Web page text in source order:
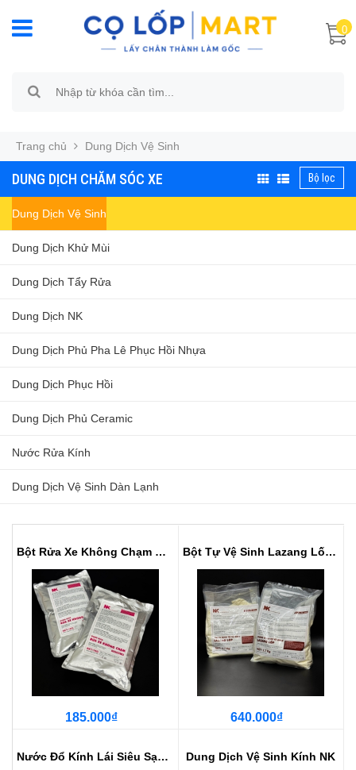
0
Trang chủ Dung Dịch Vệ Sinh
DUNG DỊCH CHĂM SÓC XE Bộ lọc
Dung Dịch Vệ Sinh
Dung Dịch Khử Mùi
Dung Dịch Tẩy Rửa
Dung Dịch NK
Dung Dịch Phủ Pha Lê Phục Hồi Nhựa
Dung Dịch Phục Hồi
Dung Dịch Phủ Ceramic
Nước Rửa Kính
Dung Dịch Vệ Sinh Dàn Lạnh
Bột Rửa Xe Không Chạm Bước 1 NK ...
185.000₫
Bột Tự Vệ Sinh Lazang Lốp- Túi 2...
640.000₫
Nước Đổ Kính Lái Siêu Sạch - Khô... Dung Dịch Vệ Sinh Kính NK